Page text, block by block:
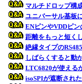
マルチドロップ構
ユニバーサル基板
ENピンやVDDピン
距離をもっと短く
絶縁タイプの
しばらくすると動
LTC6820が使える
isoSPIが遮断され